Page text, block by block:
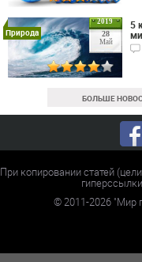
2019
28
Май
Природа
5
БОЛЬШЕ
При копировании статей
©2011-2026 "Мир